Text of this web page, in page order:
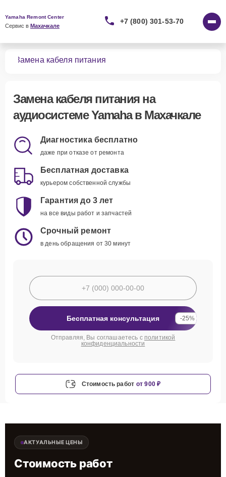
Yamaha Remont Center
Сервис в Махачкале
+7 (800) 301-53-70
Замена кабеля питания
Замена кабеля питанияна
аудиосистеме Yamaha в Махачкале
Диагностика бесплатно
даже при отказе от ремонта
Бесплатная доставка
курьером собственной службы
Гарантия до 3 лет
на все виды работ и запчастей
Срочный ремонт
в день обращения от 30 минут
Бесплатная консультация -25%
Отправляя, Вы соглашаетесь с политикой
конфиденциальности
Стоимость работ от 900 ₽
АКТУАЛЬНЫЕ ЦЕНЫ
Стоимость работ